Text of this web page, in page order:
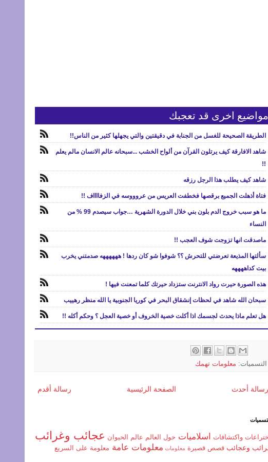
مواضيع اخرى قد تعجبك
الطريقة الصحيحة للغسل من الجنابة في دقيقتين والتي يجهلها كثير من الناس!!
شاهد الافارقة كيف يرتلون القرآن من ألواح الخشب ...سبحانه عالم الانسان مالم يعلم
!!
شاهد كيف يطلب هذا الرجل رزقه
فتاة أذهلت الجميع برقصها فخطفت العريس من عروووسه في الزفااااف !!
ما هو سبب خروج الدم بلون بني خلال الدورة الشهرية …جواب سيصدم 99 % من
النساء
ماصدقت انها تزوجت شوف العجب !!
سألتها المذيعة تعرضتي للتحرش ؟؟ شوفوا شو كان ردها ! ههههههه صدمتني يخرب
بيت كداههههه
هذه الصورة حيرت رواد الانترنت ستزداد حيرتك كلما تمعنت فيها !
سبحان الله شاهد في لحظات إنشقاق البحر في كوريا الجنوبية يا الله منظر رهييب
هل تعلم ماذا يحدث لجسمك اذا أكلت خصية الخروف أو خصية العجل ؟ وحكم أكله !!
التسميات: معلومات تهمك
رسالة أحدث رسالة أقدم الصفحة الرئيسية
واكتشافات اسلاميات حول العالم عالم الحيوان عجائب وغرائب
وعجائب قصص قصيرة معلومات معلومات عامة معلومة على السريع